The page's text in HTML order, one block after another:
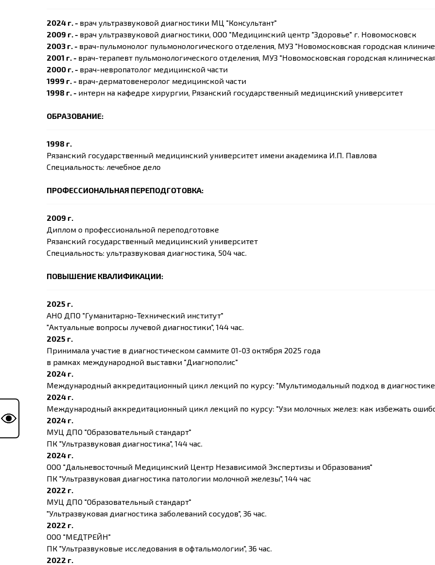
2024 г. - врач ультразвуковой диагностики МЦ "Консультант"
2009 г. - врач ультразвуковой диагностики, ООО "Медицинский центр "Здоровье" г. Новомосковск
2003 г. - врач-пульмонолог пульмонологического отделения, МУЗ "Новомосковская городская
2001 г. - врач-терапевт пульмонологического отделения, МУЗ "Новомосковская городская
2000 г. - врач-невропатолог медицинской части
1999 г. - врач-дерматовенеролог медицинской части
1998 г. - интерн на кафедре хирургии, Рязанский государственный медицинский университет
ОБРАЗОВАНИЕ:
1998 г.
Рязанский государственный медицинский университет имени академика И.П. Павлова
Специальность: лечебное дело
ПРОФЕССИОНАЛЬНАЯ ПЕРЕПОДГОТОВКА:
2009 г.
Диплом о профессиональной переподготовке
Рязанский государственный медицинский университет
Специальность: ультразвуковая диагностика, 504 час.
ПОВЫШЕНИЕ КВАЛИФИКАЦИИ:
2025 г.
АНО ДПО "Гуманитарно-Технический институт"
"Актуальные вопросы лучевой диагностики", 144 час.
2025 г.
Принимала участие в диагностическом саммите 01-03 октября 2025 года
в рамках международной выставки "Диагнополис"
2024 г.
Международный аккредитационный цикл лекций по курсу: "Мультимодальный подход в
2024 г.
Международный аккредитационный цикл лекций по курсу: "Узи молочных желез: как избежать
2024 г.
МУЦ ДПО "Образовательный стандарт"
ПК "Ультразвуковая диагностика", 144 час.
2024 г.
ООО "Дальневосточный Медицинский Центр Независимой Экспертизы и Образования"
ПК "Ультразвуковая диагностика патологии молочной железы", 144 час
2022 г.
МУЦ ДПО "Образовательный стандарт"
"Ультразвуковая диагностика заболеваний сосудов", 36 час.
2022 г.
ООО "МЕДТРЕЙН"
ПК "Ультразвуковые исследования в офтальмологии", 36 час.
2022 г.